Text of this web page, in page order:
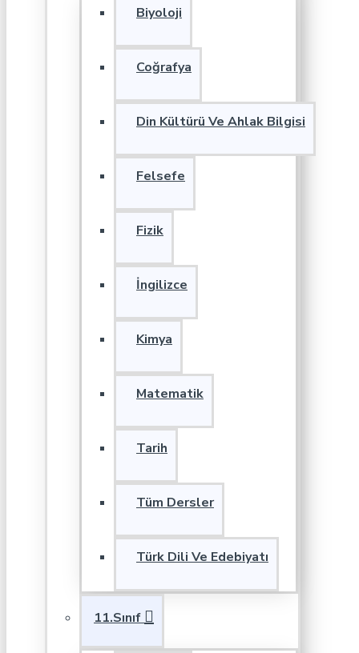
Biyoloji
Coğrafya
Din Kültürü Ve Ahlak Bilgisi
Felsefe
Fizik
İngilizce
Kimya
Matematik
Tarih
Tüm Dersler
Türk Dili Ve Edebiyatı
11.Sınıf